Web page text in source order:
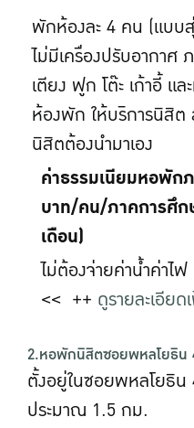
พักห้องละ 4 คน (แบบ
ไม่มีเครื่องปรับอากาศ
เตียง ฟูก โต๊ะ เก้าอี้ แ
ห้องพัก ให้บริการนิสิต
นิสิตต้องนำมาเอง
ค่าธรรมเนียมหอพัก
บาท/คน/ภาคการศึก
เดือน)
ไม่ต้องจ่ายค่าน้ำค่าไฟ
<< ++ ดูรายละเอีย
2.หอพักนิสิตซอยพหลโยธิน
ตั้งอยู่ในซอยพหลโยธิน
ประมาณ 1.5 กม.